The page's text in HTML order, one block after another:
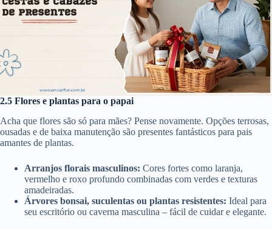
2.5 Flores e plantas para o papai
Acha que flores são só para mães? Pense novamente. Opções terrosas,
ousadas e de baixa manutenção são presentes fantásticos para pais
amantes de plantas.
Arranjos florais masculinos: Cores fortes como laranja,
vermelho e roxo profundo combinadas com verdes e texturas
amadeiradas.
Árvores bonsai, suculentas ou plantas resistentes: Ideal para
seu escritório ou caverna masculina – fácil de cuidar e elegante.